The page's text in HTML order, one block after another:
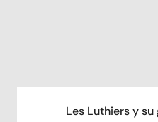
Les Luthiers y